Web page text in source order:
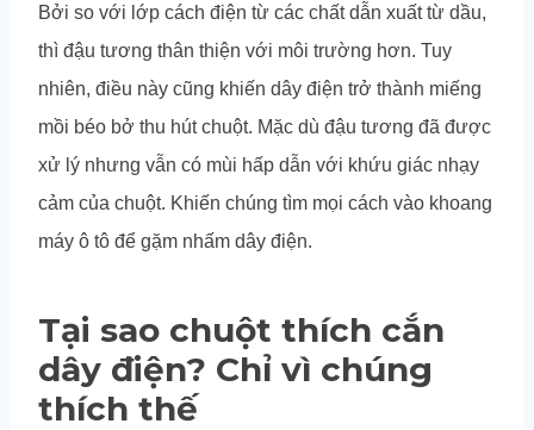
Bởi so với lớp cách điện từ các chất dẫn xuất từ dầu,
thì đậu tương thân thiện với môi trường hơn. Tuy
nhiên, điều này cũng khiến dây điện trở thành miếng
mồi béo bở thu hút chuột. Mặc dù đậu tương đã được
xử lý nhưng vẫn có mùi hấp dẫn với khứu giác nhạy
cảm của chuột. Khiến chúng tìm mọi cách vào khoang
máy ô tô để gặm nhấm dây điện.
Tại sao chuột thích cắn
dây điện? Chỉ vì chúng
thích thế